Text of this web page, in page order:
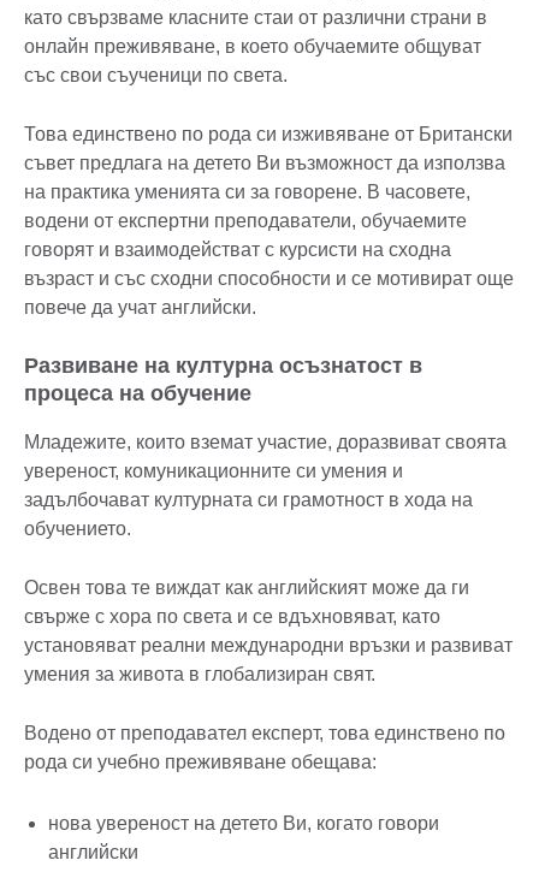
като свързваме класните стаи от различни страни в
онлайн преживяване, в което обучаемите общуват
със свои съученици по света.
Това единствено по рода си изживяване от Британски
съвет предлага на детето Ви възможност да използва
на практика уменията си за говорене. В часовете,
водени от експертни преподаватели, обучаемите
говорят и взаимодействат с курсисти на сходна
възраст и със сходни способности и се мотивират още
повече да учат английски.
Развиване на културна осъзнатост в
процеса на обучение
Младежите, които вземат участие, доразвиват своята
увереност, комуникационните си умения и
задълбочават културната си грамотност в хода на
обучението.
Освен това те виждат как английският може да ги
свърже с хора по света и се вдъхновяват, като
установяват реални международни връзки и развиват
умения за живота в глобализиран свят.
Водено от преподавател експерт, това единствено по
рода си учебно преживяване обещава:
нова увереност на детето Ви, когато говори
английски